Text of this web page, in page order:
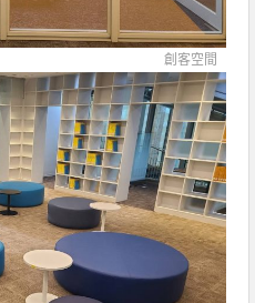
創客空間